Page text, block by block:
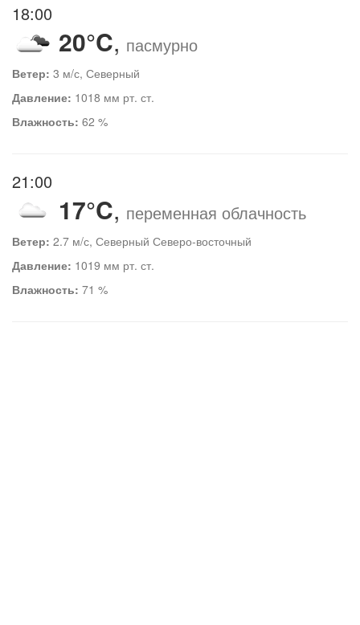
18:00
20°C, пасмурно
Ветер: 3 м/с, Северный
Давление: 1018 мм рт. ст.
Влажность: 62 %
21:00
17°C, переменная облачность
Ветер: 2.7 м/с, Северный Северо-восточный
Давление: 1019 мм рт. ст.
Влажность: 71 %